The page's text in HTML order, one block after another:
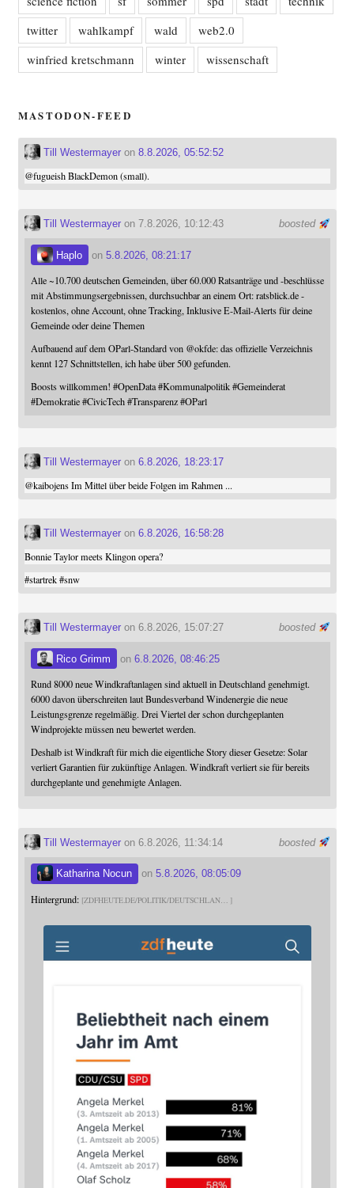
twitter
wahlkampf wald
web2.0
winfried kretschmann
winter wissenschaft
MASTODON-FEED
Till Westermayeron 8.8.2026, 05:52:52
@fugueishBlackDemon (small).
boosted
Till Westermayeron 7.8.2026, 10:12:43
Haplo on 5.8.2026, 08:21:17
Alle ~10.700 deutschen Gemeinden, über 60.000 Ratsanträge und -beschlüsse
mit Abstimmungsergebnissen, durchsuchbar an einem Ort: ratsblick.de -
kostenlos, ohne Account, ohne Tracking, Inklusive E-Mail-Alerts für deine
Gemeinde oder deine Themen
Aufbauend auf dem OParl-Standard von @okfde: das offizielle Verzeichnis
kennt 127 Schnittstellen, ich habe über 500 gefunden.
Boosts willkommen! #OpenData #Kommunalpolitik #Gemeinderat
#Demokratie #CivicTech #Transparenz #OParl
Till Westermayeron 6.8.2026, 18:23:17
@kaibojensIm Mittel über beide Folgen im Rahmen ...
Till Westermayeron 6.8.2026, 16:58:28
Bonnie Taylor meets Klingon opera?
#startrek #snw
boosted
Till Westermayeron 6.8.2026, 15:07:27
Rico Grimm on 6.8.2026, 08:46:25
Rund 8000 neue Windkraftanlagen sind aktuell in Deutschland genehmigt.
6000 davon überschreiten laut Bundesverband Windenergie die neue
Leistungsgrenze regelmäßig. Drei Viertel der schon durchgeplanten
Windprojekte müssen neu bewertet werden.
Deshalb ist Windkraft für mich die eigentliche Story dieser Gesetze: Solar
verliert Garantien für zukünftige Anlagen. Windkraft verliert sie für bereits
durchgeplante und genehmigte Anlagen.
boosted
Till Westermayeron 6.8.2026, 11:34:14
Katharina Nocun on 5.8.2026, 08:05:09
Hintergrund: ZDFHEUTE.DE/POLITIK/DEUTSCHLAN